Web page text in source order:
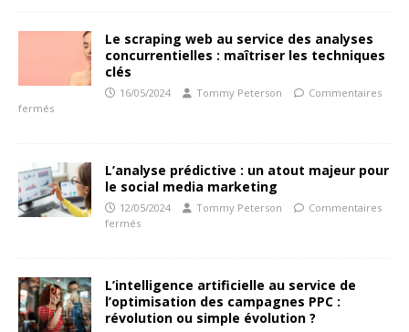
Le scraping web au service des analyses
concurrentielles : maîtriser les techniques
clés
16/05/2024 Tommy Peterson
Commentaires
fermés
L’analyse prédictive : un atout majeur pour
le social media marketing
12/05/2024 Tommy Peterson
Commentaires
fermés
L’intelligence artificielle au service de
l’optimisation des campagnes PPC :
révolution ou simple évolution ?